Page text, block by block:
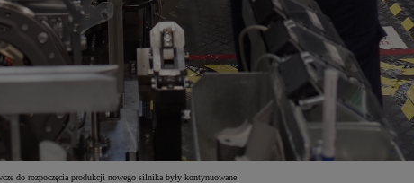
do rozpoczęcia produkcji nowego silnika były kontynuowane.